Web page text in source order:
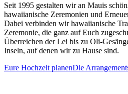
Seit 1995 gestalten wir an Mauis
hawaiianische Zeremonien und
Dabei verbinden wir hawaiianische
Zeremonie, die ganz auf Euch
Überreichen der Lei bis zu Oli-
Inseln, auf denen wir zu Hause sind.
Eure Hochzeit planenDie